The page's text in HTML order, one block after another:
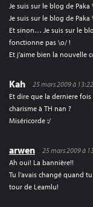
Je suis sur le blog de Paka
Je suis sur le blog de Paka
Et sinon… Je suis sur le
fonctionne pas \o/ !
Et j’aime bien la nouvelle
Kah
25 mars 2009 à 13:22
Et dire que la derniere
charisme à TH nan ?
Miséricorde :/
arwen
25 mars 2009 à
Ah oui! La bannière!!
Tu l’avais changé quand
tour de Leamlu!